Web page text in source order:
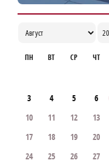
ПН ВТ СР ЧТ
3
4 5 6
10
11 12 13
17
18 19 20
24
25 26 27